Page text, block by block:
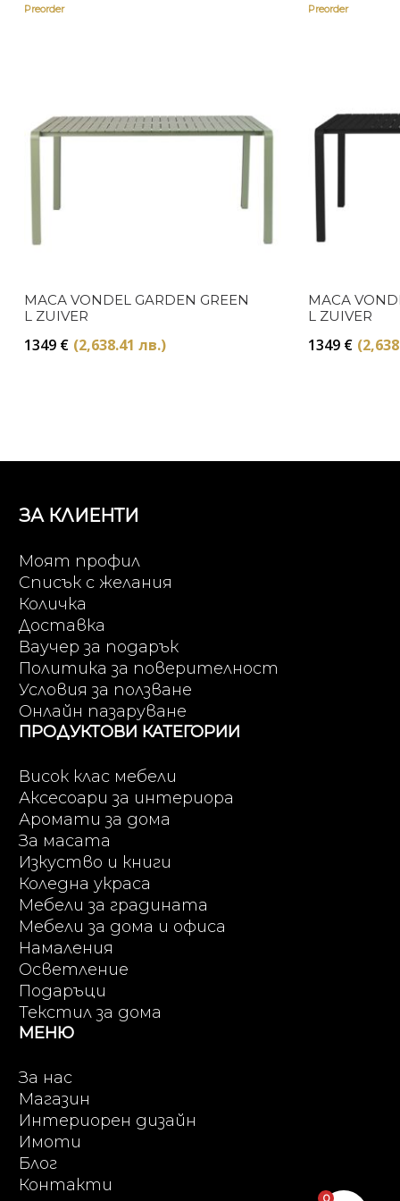
Preorder
МАСА VONDEL GARDEN GREEN
L ZUIVER
1349 € (2,638.41 лв.)
Preorder
МАСА
L ZUIVER
1349 €
ЗА КЛИЕНТИ
Моят профил
Списък с желания
Количка
Доставка
Ваучер за подарък
Политика за поверителност
Условия за ползване
Онлайн пазаруване
ПРОДУКТОВИ КАТЕГОРИИ
Висок клас мебели
Аксесоари за интериора
Аромати за дома
За масата
Изкуство и книги
Коледна украса
Мебели за градината
Мебели за дома и офиса
Намаления
Осветление
Подаръци
Текстил за дома
МЕНЮ
За нас
Магазин
Интериорен дизайн
Имоти
Блог
Контакти
0